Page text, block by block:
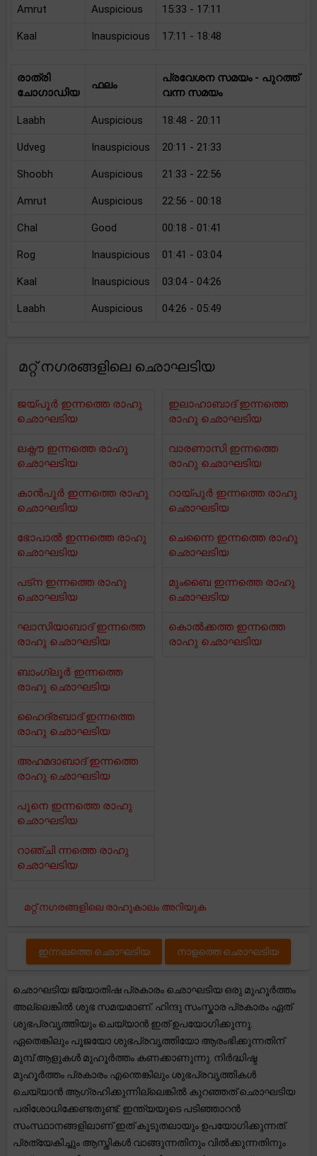
Amrut Auspicious 15:33 - 17:11
Kaal Inauspicious 17:11 - 18:48
രാത്രി
ചോഗാഡിയ
ഫലം
പ്രവേശന സമയം - പുറത്ത്
വന്ന സമയം
Laabh Auspicious 18:48 - 20:11
Udveg Inauspicious 20:11 - 21:33
Shoobh Auspicious 21:33 - 22:56
Amrut Auspicious 22:56 - 00:18
Chal Good 00:18 - 01:41
Rog Inauspicious 01:41 - 03:04
Kaal Inauspicious 03:04 - 04:26
Laabh Auspicious 04:26 - 05:49
മറ്റ് നഗരങ്ങളിലെ ഛൊഘടിയ
ജയ്പൂർ ഇന്നത്തെ രാഹു
ഛൊഘടിയ
ലക്നൗ ഇന്നത്തെ രാഹു
ഛൊഘടിയ
കാൻപൂർ ഇന്നത്തെ രാഹു
ഛൊഘടിയ
ഭോപാൽ ഇന്നത്തെ രാഹു
ഛൊഘടിയ
പട്ന ഇന്നത്തെ രാഹു
ഛൊഘടിയ
ഘാസിയാബാദ് ഇന്നത്തെ
രാഹു ഛൊഘടിയ
ഇലാഹാബാദ് ഇന്നത്തെ
രാഹു ഛൊഘടിയ
വാരണാസി ഇന്നത്തെ
രാഹു ഛൊഘടിയ
റായ്പുർ ഇന്നത്തെ രാഹു
ഛൊഘടിയ
ചെന്നൈ ഇന്നത്തെ രാഹു
ഛൊഘടിയ
മുംബൈ ഇന്നത്തെ രാഹു
ഛൊഘടിയ
കൊൽക്കത്ത ഇന്നത്തെ
രാഹു ഛൊഘടിയ
ബാംഗ്ലൂർ ഇന്നത്തെ
രാഹു ഛൊഘടിയ
ഹൈദ്രബാദ് ഇന്നത്തെ
രാഹു ഛൊഘടിയ
അഹമദാബാദ് ഇന്നത്തെ
രാഹു ഛൊഘടിയ
പൂനെ ഇന്നത്തെ രാഹു
ഛൊഘടിയ
റാഞ്ചി ന്നത്തെ രാഹു
ഛൊഘടിയ
മറ്റ് നഗരങ്ങളിലെ രാഹുകാലം അറിയുക
ഇന്നലത്തെ ഛൊഘടിയ നാളത്തെ ഛൊഘടിയ
ഛൊഘടിയ ജ്യോതിഷ പ്രകാരം ഛൊഘടിയ ഒരു മുഹൂർത്തം
അല്ലെങ്കിൽ ശുഭ സമയമാണ്. ഹിന്ദു സംസ്കാര പ്രകാരം ഏത്
ശുഭപ്രവൃത്തിയും ചെയ്യാൻ ഇത് ഉപയോഗിക്കുന്നു.
ഏതെങ്കിലും പൂജയോ ശുഭപ്രവൃത്തിയോ ആരംഭിക്കുന്നതിന്
മുമ്പ് ആളുകൾ മുഹൂർത്തം കണക്കാണുന്നു. നിർദ്ധിഷ്ട
മുഹൂർത്തം പ്രകാരം എന്തെങ്കിലും ശുഭപ്രവൃത്തികൾ
ചെയ്യാൻ ആഗ്രഹിക്കുന്നില്ലെങ്കിൽ കുറഞ്ഞത് ഛൊഘടിയ
പരിശോധിക്കേണ്ടതുണ്ട്. ഇന്ത്യയുടെ പടിഞ്ഞാറൻ
സംസ്ഥാനങ്ങളിലാണ് ഇത് കൂടുതലായും ഉപയോഗിക്കുന്നത്.
പ്രത്യേകിച്ചും ആസ്തികൾ വാങ്ങുന്നതിനും വിൽക്കുന്നതിനും